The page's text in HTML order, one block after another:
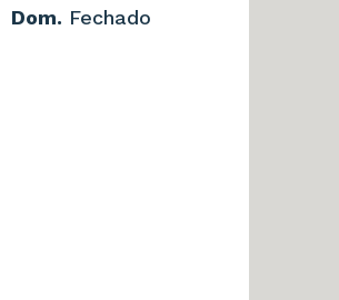
Dom. Fechado